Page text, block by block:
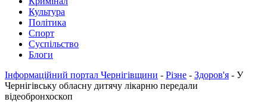
Культура
Політика
Спорт
Суспільство
Блоги
Інформаційний портал Чернігівщини - Різне - Здоров'я - У
Чернігівську обласну дитячу лікарню передали
відеобронхоскоп